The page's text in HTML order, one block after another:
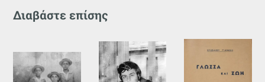
Διαβάστε επίσης